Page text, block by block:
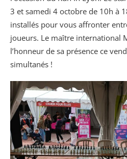
3 et samedi 4 octobre de 10h à
installés pour vous affronter
joueurs. Le maître international
l’honneur de sa présence ce
simultanés !